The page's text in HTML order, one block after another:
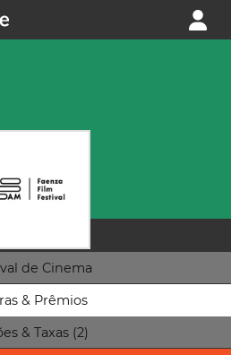
de Cinema
& Prêmios
& Taxas (2)